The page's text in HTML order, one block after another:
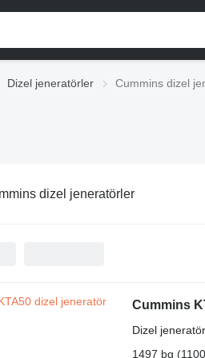
Dizel jeneratörler Cummins dizel
dizel jeneratörler
Cummins
Dizel jeneratör
1497 bg